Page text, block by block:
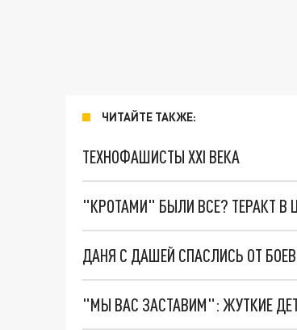
ЧИТАЙТЕ ТАКЖЕ:
ТЕХНОФАШИСТЫ XXI ВЕКА
"КРОТАМИ" БЫЛИ ВСЕ? ТЕРАКТ В
ДАНЯ С ДАШЕЙ СПАСЛИСЬ ОТ